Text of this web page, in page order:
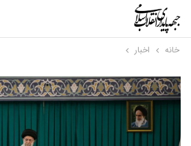
خانه اخبار